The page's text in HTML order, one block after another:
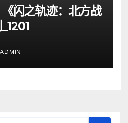
闪之轨迹：北方战
ADMIN